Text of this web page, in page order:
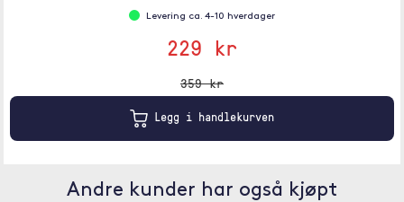
Levering ca. 4-10 hverdager
229 kr
359 kr
Legg i handlekurven
Andre kunder har også kjøpt